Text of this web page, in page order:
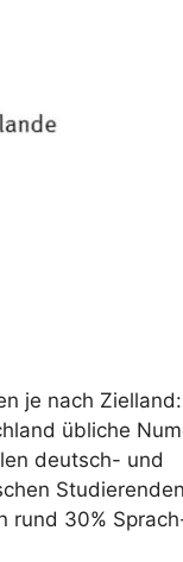
je nach Zielland:
übliche
deutsch- und
rund 30%